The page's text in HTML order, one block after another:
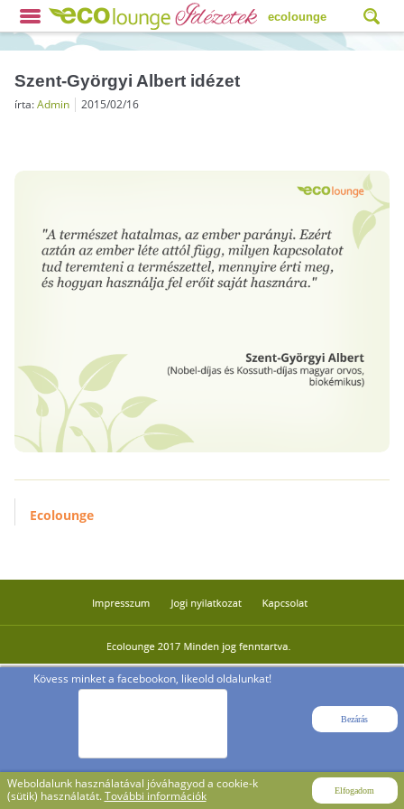
Kövess minket a facebookon, likeold oldalunkat!
Bezárás
Weboldalunk használatával jóváhagyod a cookie-k
(sütik) használatát.További információk Elfogadom
ecolounge
Szent-Györgyi Albert idézet
írta:Admin 2015/02/16
Ecolounge